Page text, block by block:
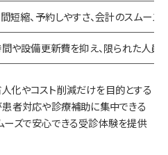
短縮、予約しやすさ、会計のスムー
や設備更新費を抑え、限られた人員
化やコスト削減だけを目的とする
患者対応や診療補助に集中できる
ーズで安心できる受診体験を提供